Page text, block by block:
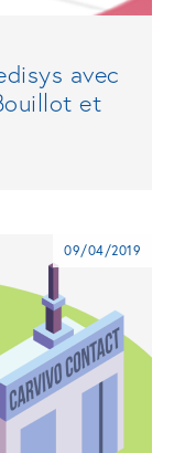
avec
et
09/04/2019